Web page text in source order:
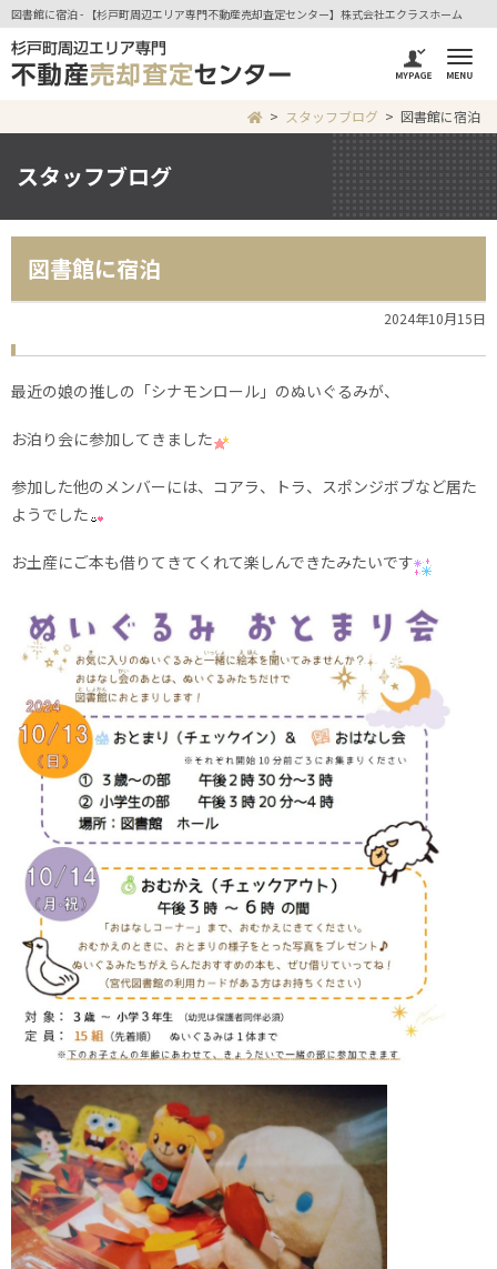
図書館に宿泊 - 【杉戸町周辺エリア専門不動産売却査定センター】株式会社エクラスホーム
スタッフブログ 図書館に宿泊
スタッフブログ
図書館に宿泊
2024年10月15日
最近の娘の推しの「シナモンロール」のぬいぐるみが、
お泊り会に参加してきました
参加した他のメンバーには、コアラ、トラ、スポンジボブなど居た
ようでした
お土産にご本も借りてきてくれて楽しんできたみたいです